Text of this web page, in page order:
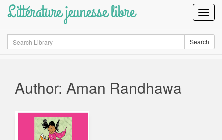
Littérature jeunesse libre
Search Search
Author: Aman Randhawa